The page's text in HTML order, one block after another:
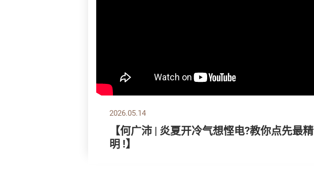
2026.05.14
【何广沛 | 炎夏开冷气想悭电?教你点先最精
明 !】